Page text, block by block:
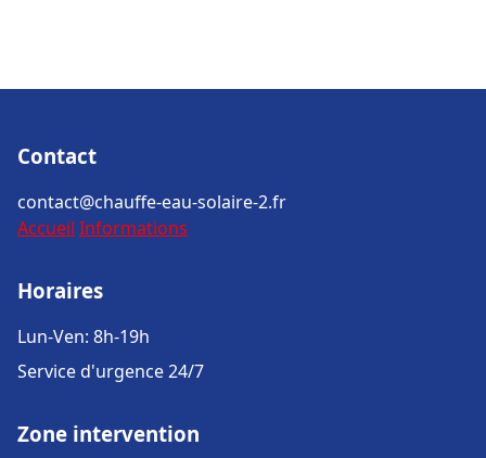
Contact
contact@chauffe-eau-solaire-2.fr
Accueil Informations
Horaires
Lun-Ven: 8h-19h
Service d'urgence 24/7
Zone intervention